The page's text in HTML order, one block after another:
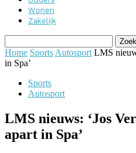
Wonen
Zakelijk
Home Sports Autosport LMS
in Spa’
Sports
Autosport
LMS nieuws: ‘Jos
apart in Spa’